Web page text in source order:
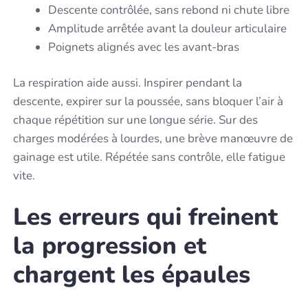
Descente contrôlée, sans rebond ni chute libre
Amplitude arrêtée avant la douleur articulaire
Poignets alignés avec les avant-bras
La respiration aide aussi. Inspirer pendant la
descente, expirer sur la poussée, sans bloquer l’air à
chaque répétition sur une longue série. Sur des
charges modérées à lourdes, une brève manœuvre de
gainage est utile. Répétée sans contrôle, elle fatigue
vite.
Les erreurs qui freinent
la progression et
chargent les épaules